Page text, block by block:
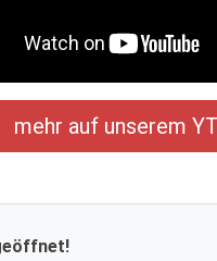
mehr auf unserem